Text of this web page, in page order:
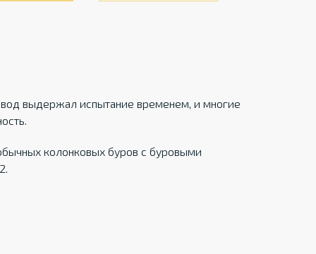
выдержал испытание временем, и многие
колонковых буров с буровыми